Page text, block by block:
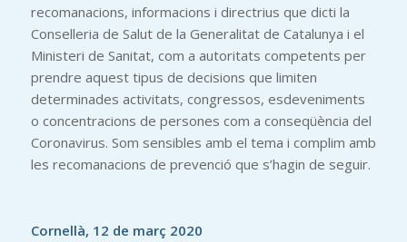
recomanacions, informacions i directrius que dicti la
Conselleria de Salut de la Generalitat de Catalunya i el
Ministeri de Sanitat, com a autoritats competents per
prendre aquest tipus de decisions que limiten
determinades activitats, congressos, esdeveniments
o concentracions de persones com a conseqüència del
Coronavirus. Som sensibles amb el tema i complim amb
les recomanacions de prevenció que s’hagin de seguir.
Cornellà, 12 de març 2020